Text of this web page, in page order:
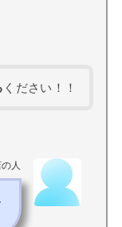
ください！！
人